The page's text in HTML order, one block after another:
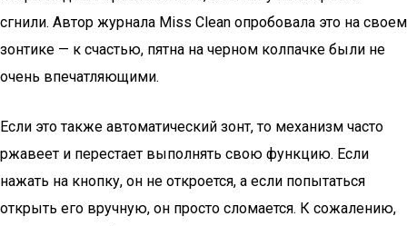
сгнили. Автор журнала Miss Clean опробовала это на своем
зонтике — к счастью, пятна на черном колпачке были не
очень впечатляющими.
Если это также автоматический зонт, то механизм часто
ржавеет и перестает выполнять свою функцию. Если
нажать на кнопку, он не откроется, а если попытаться
открыть его вручную, он просто сломается. К сожалению,